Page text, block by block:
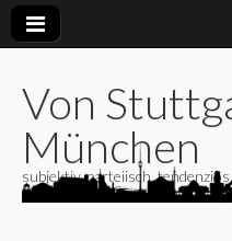
Von
München
subjektiv, parteiisch, tendenziös